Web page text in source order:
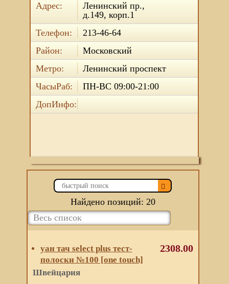
Адрес:
Ленинский пр.,
д.149, корп.1
Телефон:
213-46-64
Район:
Московский
Метро:
Ленинский проспект
ЧасыРаб:
ПН-ВС 09:00-21:00
ДопИнфо:
Найдено позиций: 20
уан тач select plus тест-
полоски №100 [one touch]
Швейцария
2308.00